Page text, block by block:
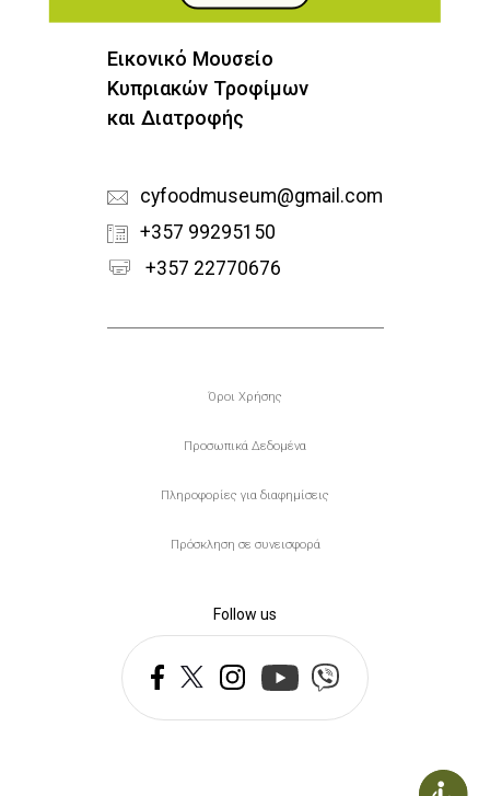
Εικονικό Μουσείο
Κυπριακών Τροφίμων
και Διατροφής
cyfoodmuseum@gmail.com
+357 99295150
+357 22770676
Υποσέλιδο
Όροι Χρήσης
Προσωπικά Δεδομένα
Πληροφορίες για διαφημίσεις
Πρόσκληση σε συνεισφορά
Follow us